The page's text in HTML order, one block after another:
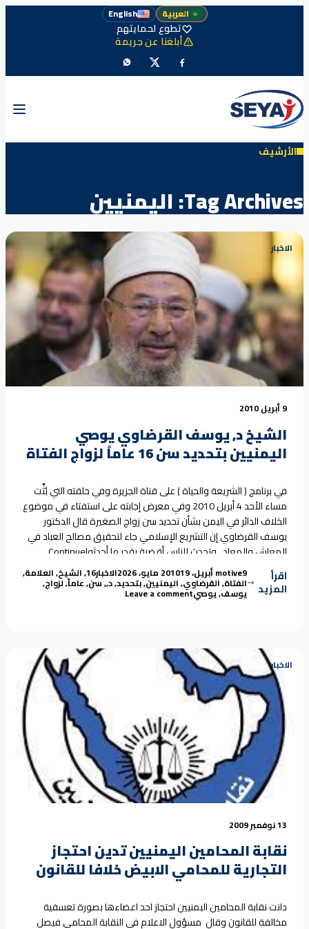
العربية English
تطوع لحمايتهم
أبلغنا عن جريمة
الأرشيف
Tag Archives: اليمنيين
الاخبار
9 أبريل 2010
الشيخ د, يوسف القرضاوي يوصي
اليمنيين بتحديد سن 16 عاماً لزواج الفتاة
في برنامج ( الشريعة والحياة ) على قناة الجزيرة وفي حلقته التي بُثَّت
مساء الأحد 4 أبريل 2010 وفي معرض إجابته على استفتاء في موضوع
الخلاف الدائر في اليمن بشأن تحديد سن زواج الصغيرة قال الدكتور
يوسف القرضاوي إن التشريع الإسلامي جاء لتحقيق مصالح العباد في
المعاش والمعاد . وتحدث للناس أقضية بقدر ما أحدثواContinue
reading
“الشيخ د, يوسف القرضاوي يوصي اليمنيين بتحديد سن 16 عاماً لزواج الفتاة”
اقرأ
المزيد
Posted by
motive9 أبريل، 2010 19 مايو، 2026 Posted in
الاخبارTags:
16
,الشيخ,العلامة,
الفتاة,القرضاوي,اليمنيين,بتحديد,د,,سن,عاماً,لزواج,
يوسف,يوصيLeave a commenton الشيخ د, يوسف القرضاوي يوصي اليمنيين بتحديد سن 16 عاماً لزواج الفتاة
الاخبار
13 نوفمبر 2009
نقابة المحامين اليمنيين تدين احتجاز
التجارية للمحامي الابيض خلافا للقانون
دانت نقابة المحامين البمنيين احتجاز احد اعضاءها بصورة تعسفية
مخالفة للقانون وقال مسؤول الاعلام في النقابة المحامي فيصل